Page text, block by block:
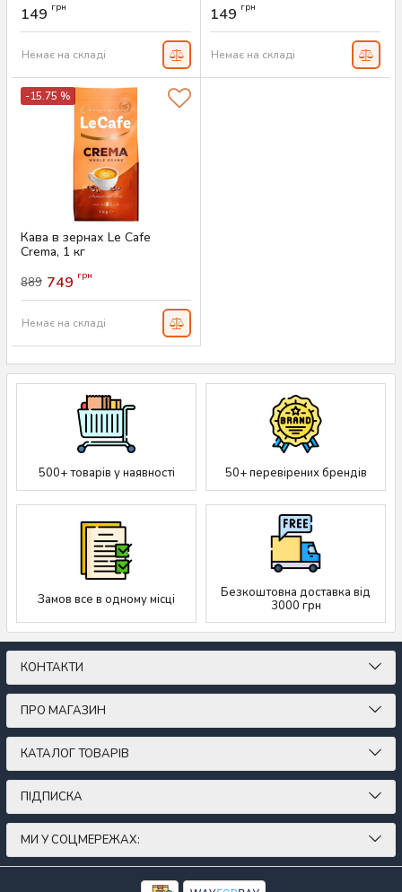
Артикул:
149 грн
Немає на складі
Артикул:
149 грн
Немає на складі
-15.75 %
Кава в зернах Le Cafe
Crema, 1 кг
889 749 грн
Немає на складі
500+ товарів у наявності 50+ перевірених брендів
Замов все в одному місці
Безкоштовна доставка від
3000 грн
КОНТАКТИ
ПРО МАГАЗИН
КАТАЛОГ ТОВАРІВ
ПІДПИСКА
МИ У СОЦМЕРЕЖАХ: